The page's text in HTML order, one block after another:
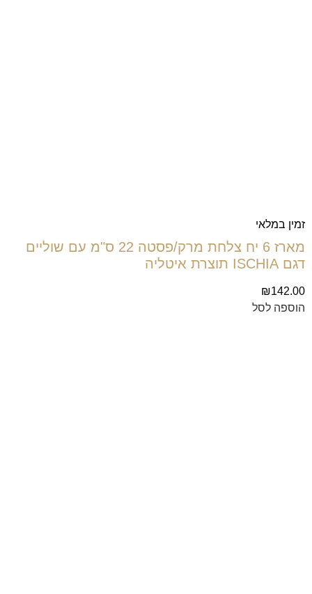
זמין במלאי
מארז 6 יח צלחת מרק/פסטה 22 ס"מ עם שוליים
דגם ISCHIA תוצרת איטליה
₪142.00
הוספה לסל